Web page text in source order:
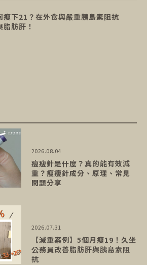
瘦下21？在外食與嚴重胰島素阻抗
肪肝！
瘦瘦針是什麼？真的能有效減
重？瘦瘦針成分、原理、常見
問題分享
2026.08.04
【減重案例】5個月瘦19！久坐
公務員改善脂肪肝與胰島素阻
抗
2026.07.31